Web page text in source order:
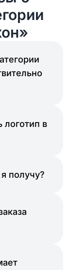
логотип в
получу?